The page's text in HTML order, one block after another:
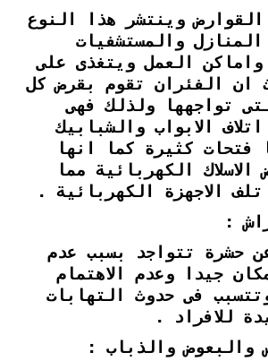
وينتشر هذا النوع
والمستشفيات
واماكن العمل ويتغذى على
ان الفئران تقوم بقرض كل
تواجهها ولذلك فهى
الابواب والشبابيك
فتحات كثيرة كما انها
الاسلاك الكهربائية مما
الاجهزة الكهربائية .
:
حشرة تتواجد بسبب عدم
جيدا وعدم الاهتمام
فى حدوث التهابات
للافراد .
والبعوض والذباب :